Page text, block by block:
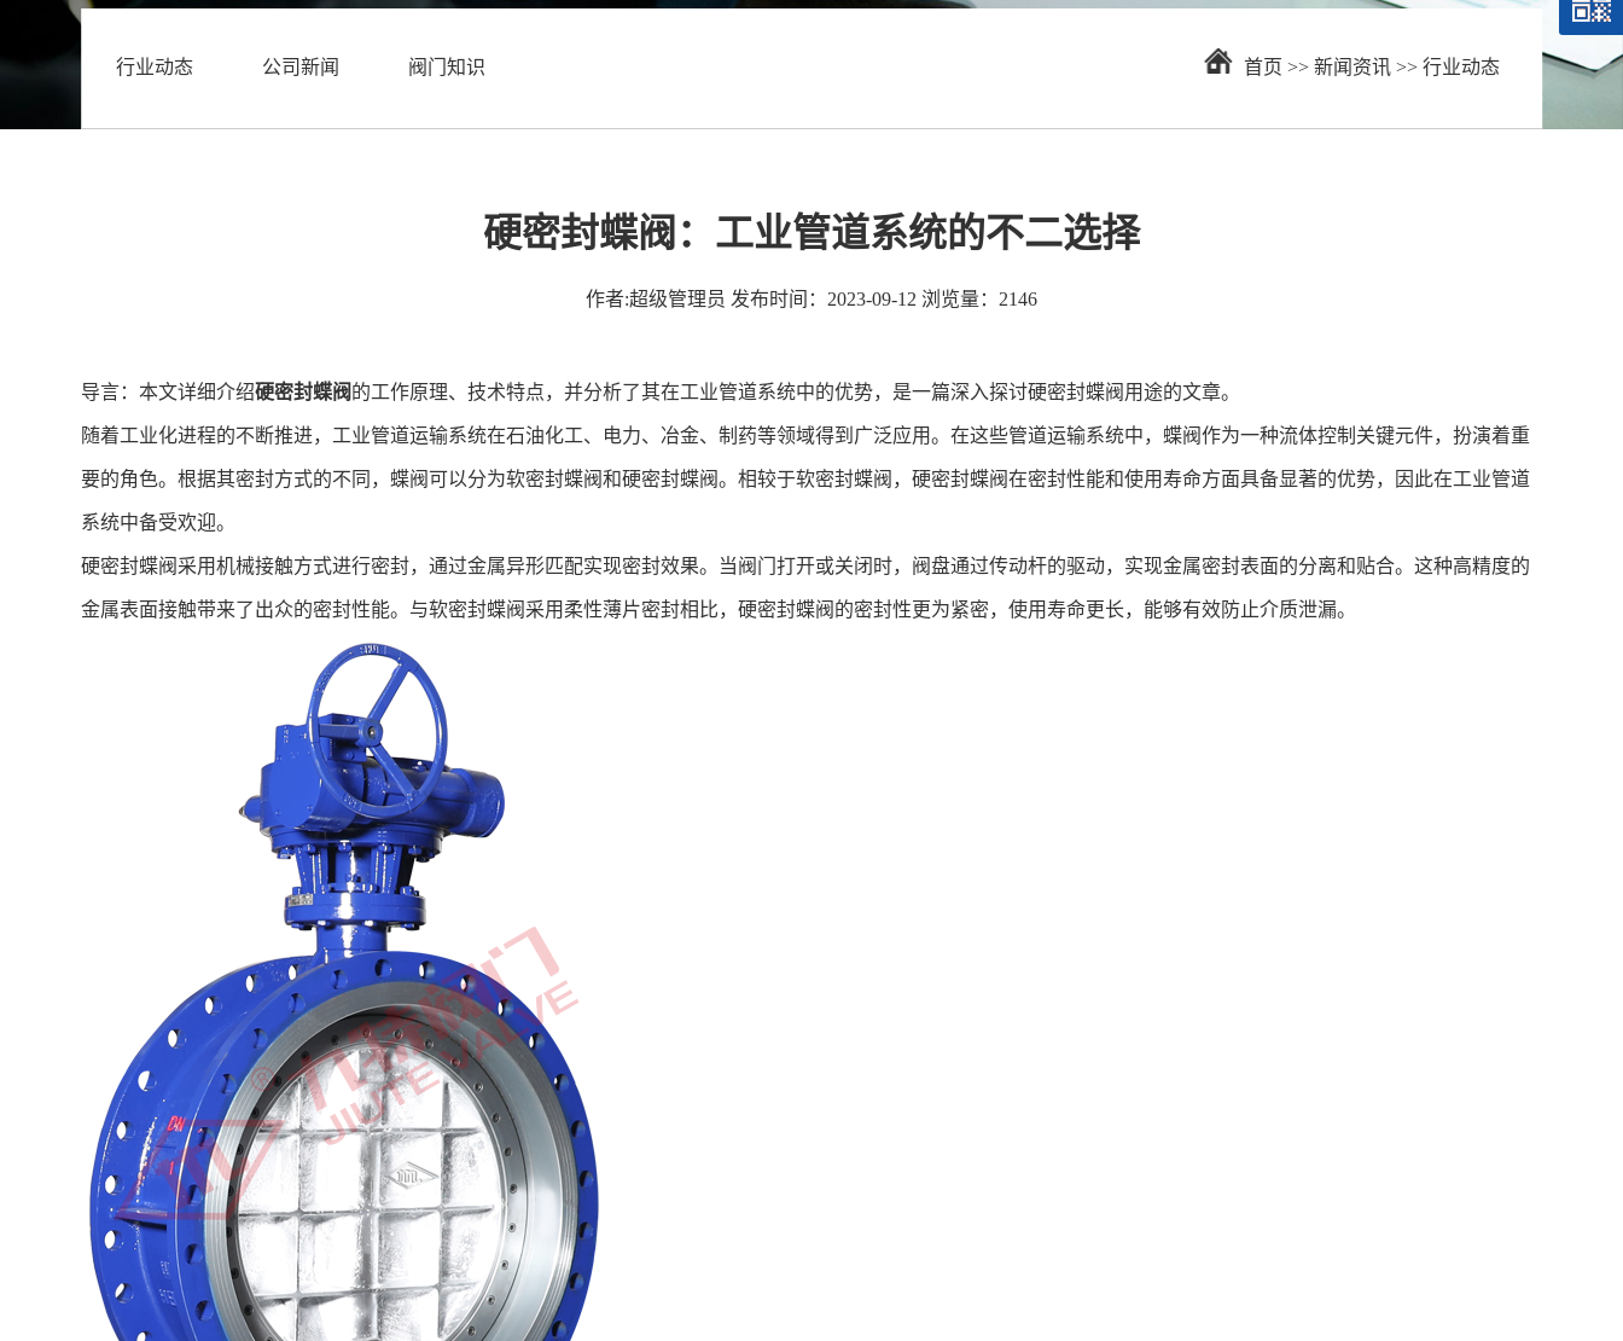
行业动态 公司新闻 阀门知识 首页 >> 新闻资讯>> 行业动态
硬密封蝶阀：工业管道系统的不二选择
作者:超级管理员 发布时间：2023-09-12 浏览量：2146
导言：本文详细介绍硬密封蝶阀 的工作原理、技术特点，并分析了其在工业管道系统中的优势，是一篇深入探讨硬密封蝶阀用途的文章。
随着工业化进程的不断推进，工业管道运输系统在石油化工、电力、冶金、制药等领域得到广泛应用。在这些管道运输系统中，蝶阀作为一种流体控制关键元件，扮演着重
要的角色。根据其密封方式的不同，蝶阀可以分为软密封蝶阀和硬密封蝶阀。相较于软密封蝶阀，硬密封蝶阀在密封性能和使用寿命方面具备显著的优势，因此在工业管道
系统中备受欢迎。
硬密封蝶阀采用机械接触方式进行密封，通过金属异形匹配实现密封效果。当阀门打开或关闭时，阀盘通过传动杆的驱动，实现金属密封表面的分离和贴合。这种高精度的
金属表面接触带来了出众的密封性能。与软密封蝶阀采用柔性薄片密封相比，硬密封蝶阀的密封性更为紧密，使用寿命更长，能够有效防止介质泄漏。